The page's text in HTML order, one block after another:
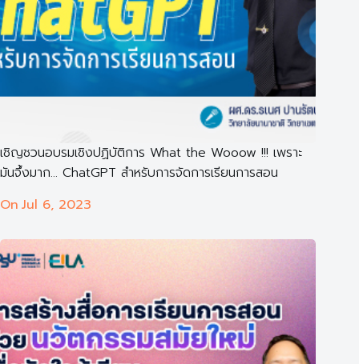
เชิญชวนอบรมเชิงปฏิบัติการ What the Wooow !!! เพราะ
มันจึ้งมาก… ChatGPT สำหรับการจัดการเรียนการสอน
On Jul 6, 2023